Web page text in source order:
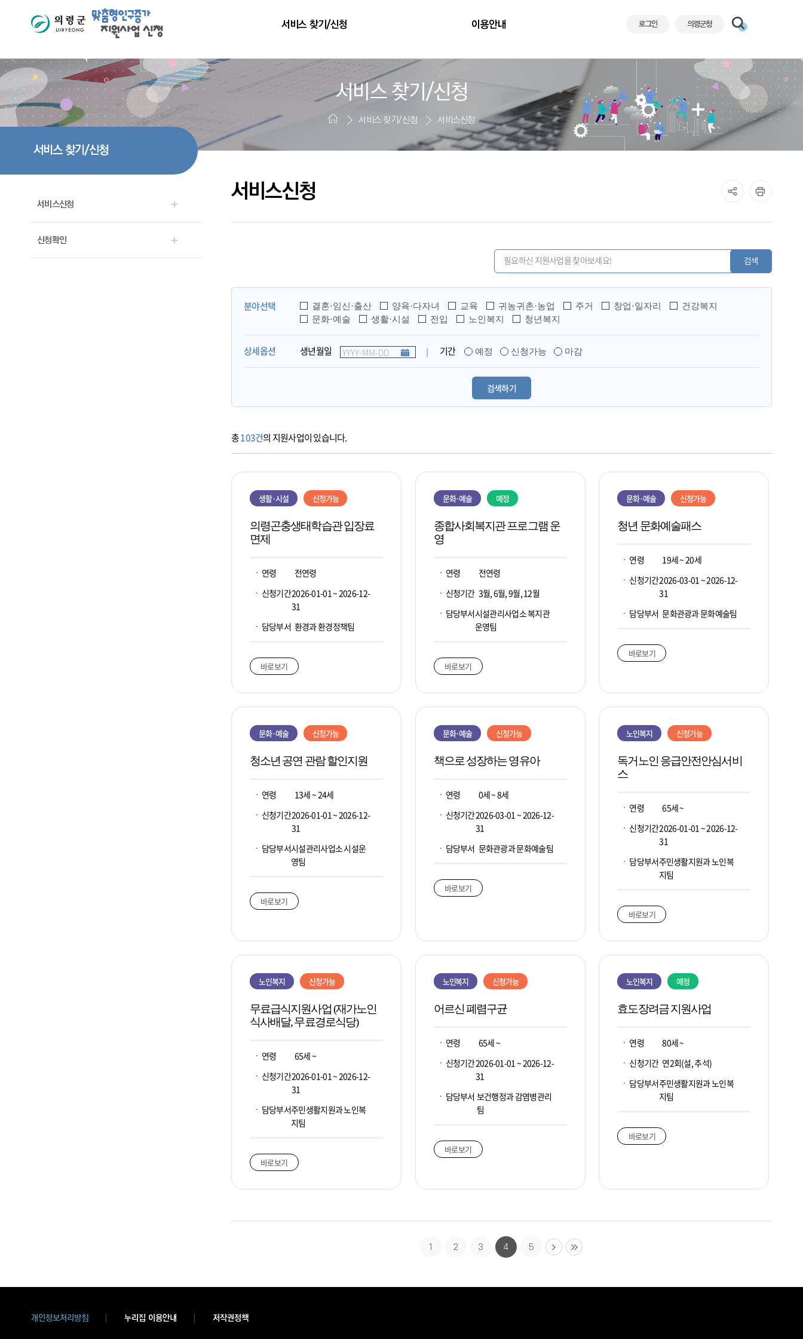
맞춤형인구증가
지원사업 신청 서비스 찾기/신청 이용안내 로그인 의령군청
서비스 찾기/신청
서비스 찾기/신청 서비스신청
서비스 찾기/신청
서비스신청
신청확인
서비스신청
분야선택 결혼·임신·출산 양육·다자녀 교육 귀농귀촌·농업 주거 창업·일자리
건강복지
문화·예술
생활·시설 전입 노인복지 청년복지
상세옵션 생년월일 기간 예정 신청가능 마감
총103건의 지원사업이 있습니다.
생활·시설 신청가능
의령곤충생태학습관 입장료
면제
연령
전연령
신청기간2026-01-01 ~ 2026-12-
31
담당부서 환경과 환경정책팀
바로보기
문화·예술 예정
종합사회복지관 프로그램 운
영
연령
전연령
신청기간 3월, 6월, 9월, 12월
담당부서시설관리사업소 복지관
운영팀
바로보기
문화·예술 신청가능
청년 문화예술패스
연령
19세 ~ 20세
신청기간2026-03-01 ~ 2026-12-
31
담당부서 문화관광과 문화예술팀
바로보기
문화·예술 신청가능
청소년 공연 관람 할인지원
연령
13세 ~ 24세
신청기간2026-01-01 ~ 2026-12-
31
담당부서시설관리사업소 시설운
영팀
바로보기
문화·예술 신청가능
책으로 성장하는 영유아
연령
0세 ~ 8세
신청기간2026-03-01 ~ 2026-12-
31
담당부서 문화관광과 문화예술팀
바로보기
노인복지 신청가능
독거노인 응급안전안심서비
스
연령
65세 ~
신청기간2026-01-01 ~ 2026-12-
31
담당부서주민생활지원과 노인복
지팀
바로보기
노인복지 신청가능
무료급식지원사업 (재가노인
식사배달, 무료경로식당)
연령
65세 ~
신청기간2026-01-01 ~ 2026-12-
31
담당부서주민생활지원과 노인복
지팀
바로보기
노인복지 신청가능
어르신 폐렴구균
연령
65세 ~
신청기간2026-01-01 ~ 2026-12-
31
담당부서 보건행정과 감염병관리
팀
바로보기
노인복지 예정
효도장려금 지원사업
연령
80세 ~
신청기간 연2회(설, 추석)
담당부서주민생활지원과 노인복
지팀
바로보기
1 2 3 4 5
개인정보처리방침 누리집 이용안내 저작권정책